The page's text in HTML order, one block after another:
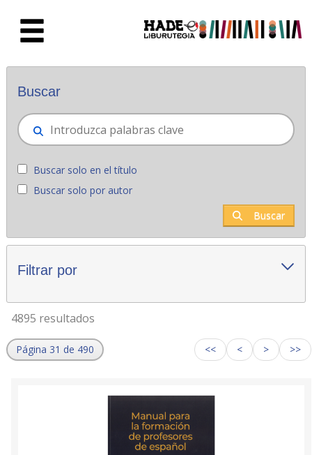
Novedades - Liburutegia
Buscar
Buscar solo en el título
Buscar solo por autor
Buscar
Filtrar por
4895 resultados
Página 31 de 490 << < > >>